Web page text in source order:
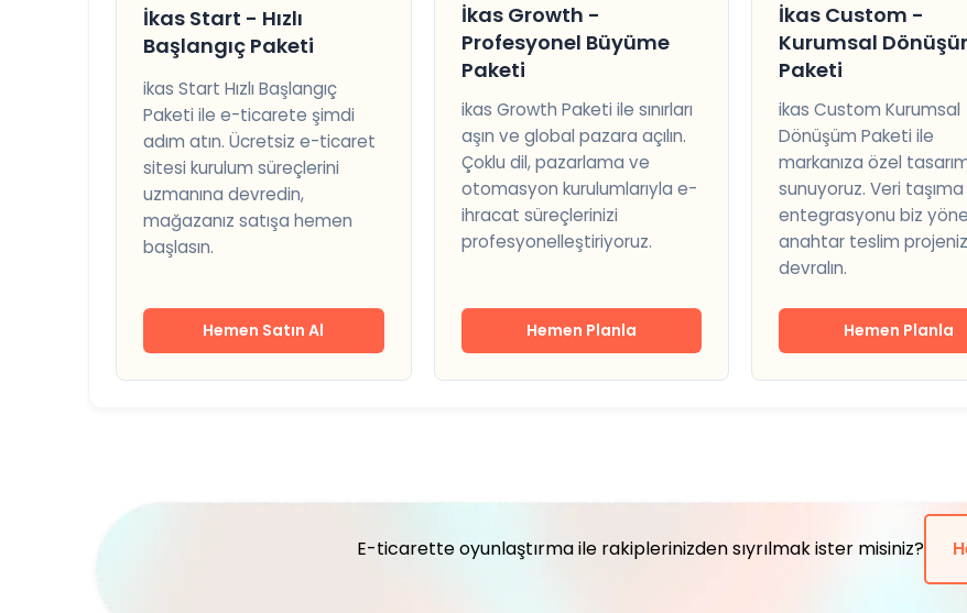
İkas Start - Hızlı
Başlangıç Paketi
ikas Start Hızlı Başlangıç
Paketi ile e-ticarete şimdi
adım atın. Ücretsiz e-ticaret
sitesi kurulum süreçlerini
uzmanına devredin,
mağazanız satışa hemen
başlasın.
Hemen Satın Al
İkas Growth -
Profesyonel Büyüme
Paketi
ikas Growth Paketi ile sınırları
aşın ve global pazara açılın.
Çoklu dil, pazarlama ve
otomasyon kurulumlarıyla e-
ihracat süreçlerinizi
profesyonelleştiriyoruz.
Hemen Planla
İkas Custom -
Kurumsal
Paketi
ikas Custom Kurumsal
Dönüşüm Paketi ile
markanıza özel
sunuyoruz. Veri
entegrasyonu biz
anahtar teslim
devralın.
Hemen Planla
E-ticarette oyunlaştırma ile rakiplerinizden sıyrılmak ister misiniz?